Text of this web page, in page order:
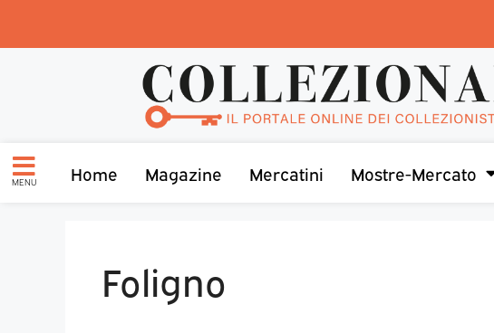
MENU Home Magazine Mercatini Mostre-Mercato
Foligno